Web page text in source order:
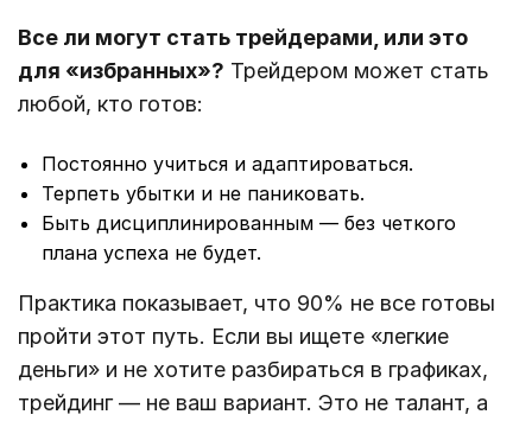
Все ли могут стать трейдерами, или это
для «избранных»? Трейдером может стать
любой, кто готов:
Постоянно учиться и адаптироваться.
Терпеть убытки и не паниковать.
Быть дисциплинированным — без четкого
плана успеха не будет.
Практика показывает, что 90% не все готовы
пройти этот путь. Если вы ищете «легкие
деньги» и не хотите разбираться в графиках,
трейдинг — не ваш вариант. Это не талант, а